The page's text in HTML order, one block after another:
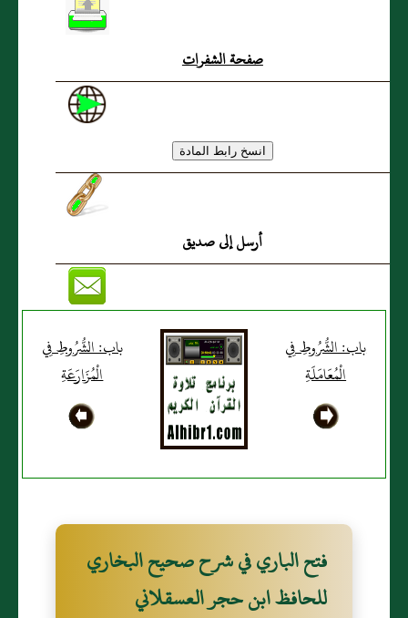
صفحة الشفرات
أرسل إلى صديق
باب: الشُّرُوطِ فِي
الْمُعَامَلَةِ
باب: الشُّرُوطِ فِي
الْمُزَارَعَةِ
فتح الباري في شرح صحيح البخاري
للحافظ ابن حجر العسقلاني